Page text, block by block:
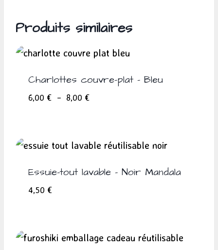
Produits similaires
Charlottes couvre-plat – Bleu
6,00 € – 8,00 €
à
Essuie-tout lavable – Noir Mandala
4,50 €